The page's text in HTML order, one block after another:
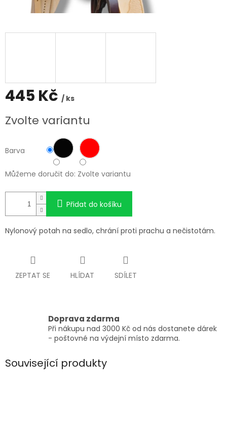
445 Kč / ks
cena:
Zvolte variantu
Barva
Můžeme doručit do: Zvolte variantu
Přidat do košíku
Nylonový potah na sedlo, chrání proti prachu a nečistotám.
ZEPTAT SE HLÍDAT SDÍLET
Doprava zdarma
Při nákupu nad 3000 Kč od nás dostanete dárek
- poštovné na výdejní místo zdarma.
Související produkty